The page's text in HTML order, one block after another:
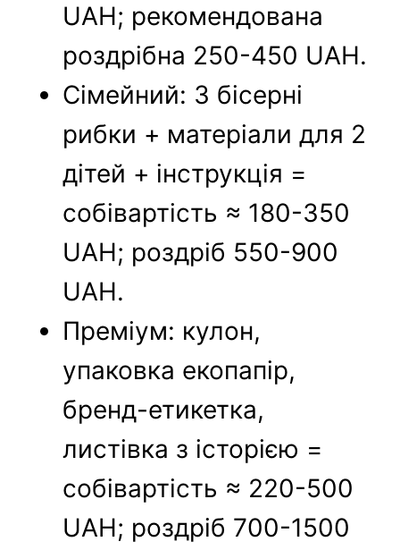
UAH; рекомендована
роздрібна 250-450 UAH.
Сімейний: 3 бісерні
рибки + матеріали для 2
дітей + інструкція =
собівартість ≈ 180-350
UAH; роздріб 550-900
UAH.
Преміум: кулон,
упаковка екопапір,
бренд-етикетка,
листівка з історією =
собівартість ≈ 220-500
UAH; роздріб 700-1500